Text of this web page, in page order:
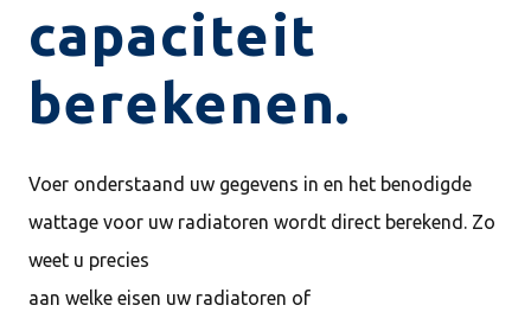
capaciteit
berekenen.
Voer onderstaand uw gegevens in en het benodigde
wattage voor uw radiatoren wordt direct berekend. Zo
weet u precies
aan welke eisen uw radiatoren of